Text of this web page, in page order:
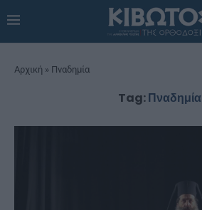
Αρχική » Πναδημία
Tag:Πναδημία